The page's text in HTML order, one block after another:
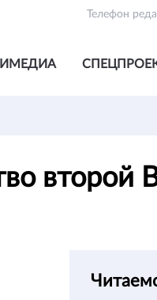
Телефон
второй